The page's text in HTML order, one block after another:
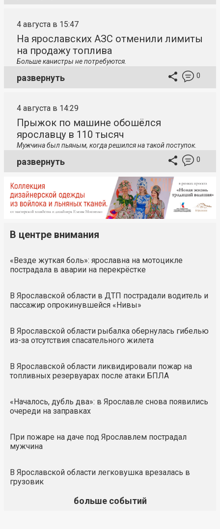
4 августа в 15:47
На ярославских АЗС отменили лимиты
на продажу топлива
Больше канистры не потребуются.
развернуть 0
4 августа в 14:29
Прыжок по машине обошёлся
ярославцу в 110 тысяч
Мужчина был пьяным, когда решился на такой поступок.
развернуть 0
В центре внимания
«Везде жуткая боль»: ярославна на мотоцикле
пострадала в аварии на перекрёстке
В Ярославской области в ДТП пострадали водитель и
пассажир опрокинувшейся «Нивы»
В Ярославской области рыбалка обернулась гибелью
из-за отсутствия спасательного жилета
В Ярославской области ликвидировали пожар на
топливных резервуарах после атаки БПЛА
«Началось, дубль два»: в Ярославле снова появились
очереди на заправках
При пожаре на даче под Ярославлем пострадал
мужчина
В Ярославской области легковушка врезалась в
грузовик
больше событий